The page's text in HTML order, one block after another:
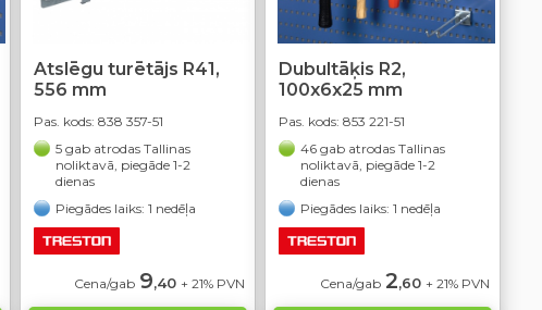
Atslēgu turētājs R41,
556 mm
Pas. kods: 838 357-51
5 gab atrodas Tallinas
noliktavā, piegāde 1-2
dienas
Piegādes laiks: 1 nedēļa
Cena/gab 9,40 + 21% PVN
Dubultāķis R2,
100x6x25 mm
Pas. kods: 853 221-51
46 gab atrodas Tallinas
noliktavā, piegāde 1-2
dienas
Piegādes laiks: 1 nedēļa
Cena/gab 2,60 + 21% PVN